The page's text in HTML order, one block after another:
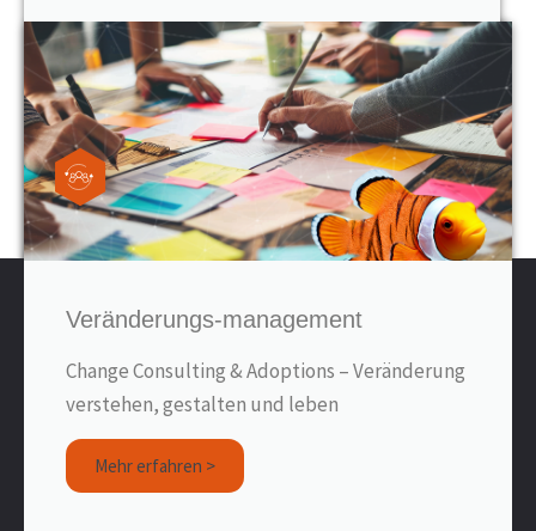
Unser Kartenset TALC
Das Kartenset zu TALC ist ein Praxisleitfaden,
der hilft, aus Mitarbeitenden Teams zu
machen
Mehr erfahren >
Veränderungs-management
Change Consulting & Adoptions – Veränderung
verstehen, gestalten und leben
Mehr erfahren >
sprintfish communication gmbh co. kg
Kapellenhof 6A
91207 Lauf a. d. Pegnitz
Tel.: 0049(0) 9123 80 90 73-0